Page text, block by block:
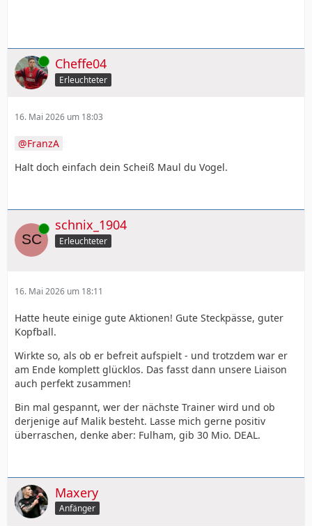
Online Cheffe04
Erleuchteter
16. Mai 2026 um 18:03
FranzA
Halt doch einfach dein Scheiß Maul du Vogel.
Online schnix_1904
Erleuchteter
16. Mai 2026 um 18:11
Hatte heute einige gute Aktionen! Gute Steckpässe, guter
Kopfball.
Wirkte so, als ob er befreit aufspielt - und trotzdem war er
am Ende komplett glücklos. Das fasst dann unsere Liaison
auch perfekt zusammen!
Bin mal gespannt, wer der nächste Trainer wird und ob
derjenige auf Malik besteht. Lasse mich gerne positiv
überraschen, denke aber: Fulham, gib 30 Mio. DEAL.
Maxery
Anfänger